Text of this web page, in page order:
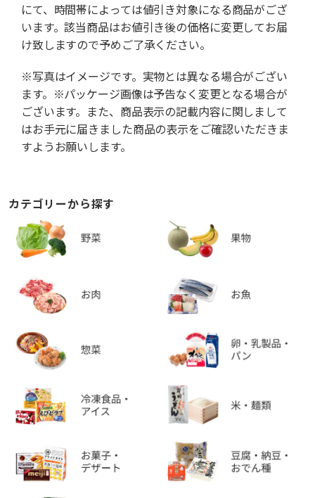
にて、時間帯によっては値引き対象になる商品がござ
います。該当商品はお値引き後の価格に変更してお届
け致しますので予めご了承ください。
※写真はイメージです。実物とは異なる場合がござい
ます。※パッケージ画像は予告なく変更となる場合が
ございます。また、商品表示の記載内容に関しまして
はお手元に届きました商品の表示をご確認いただきま
すようお願いします。
カテゴリーから探す